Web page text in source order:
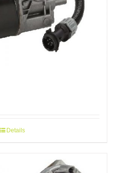
Details